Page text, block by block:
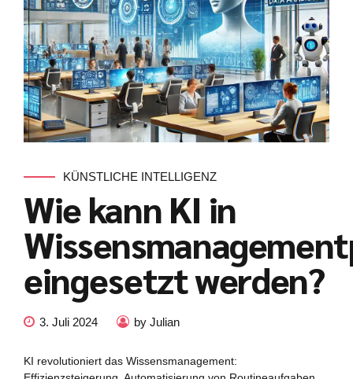
KÜNSTLICHE INTELLIGENZ
Wie kann KI in
eingesetzt werden?
3. Juli 2024 by Julian
KI revolutioniert das Wissensmanagement: